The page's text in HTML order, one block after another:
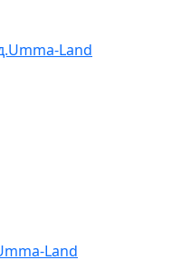
Land